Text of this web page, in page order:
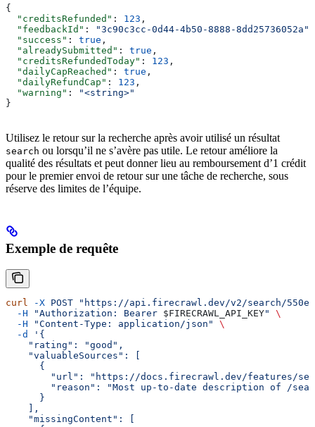
{
  "creditsRefunded"
: 123 ,
  "feedbackId"
: "3c90c3cc-0d44-4b50-8888-8dd25736052a"
  "success"
: true ,
  "alreadySubmitted"
: true ,
  "creditsRefundedToday"
: 123 ,
  "dailyCapReached"
: true ,
  "dailyRefundCap"
: 123 ,
  "warning"
:
"<string>"
}
Utilisez le retour sur la recherche après avoir utilisé un résultat
search ou lorsqu’il ne s’avère pas utile. Le retour améliore la
qualité des résultats et peut donner lieu au remboursement d’1 crédit
pour le premier envoi de retour sur une tâche de recherche, sous
réserve des limites de l’équipe.
Exemple de requête
curl -X POST "https://api.firecrawl.dev/v2/search/
  -H
"Authorization: Bearer $FIRECRAWL_API_KEY"
\
  -H
"Content-Type: application/json"
\
  -d
'{
    "rating": "good",
    "valuableSources": [
      {
"url": "https://docs.firecrawl.dev/features/
"reason": "Most up-to-date description of /
      }
    ],
    "missingContent": [